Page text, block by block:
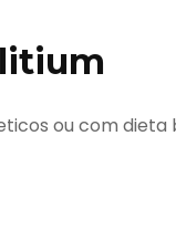
ou com dieta